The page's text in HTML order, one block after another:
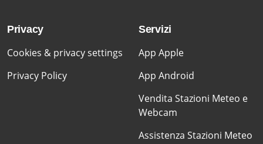
Privacy
Cookies & privacy settings
Privacy Policy
Servizi
App Apple
App Android
Vendita Stazioni Meteo e
Webcam
Assistenza Stazioni Meteo